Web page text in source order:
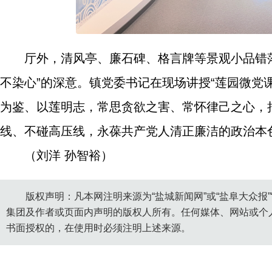
厅外，清风亭、廉石碑、格言牌等景观小品
不染心”的深意。镇党委书记在现场讲授“莲园微党
为鉴、以莲明志，常思贪欲之害、常怀律己之心
线、不碰高压线，永葆共产党人清正廉洁的政治本
（刘洋 孙智裕）
版权声明：凡本网注明来源为“盐城新闻网”或“盐阜大众
集团及作者或页面内声明的版权人所有。任何媒体、网站或
书面授权的，在使用时必须注明上述来源。